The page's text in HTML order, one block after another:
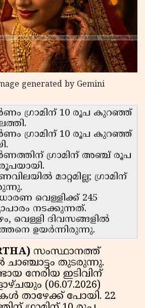
generated by Gemini
ഗ്രാമിന് 10 രൂപ കുറഞ്ഞ്
ഗ്രാമിന് 10 രൂപ കുറഞ്ഞ്
ഗ്രാമിന് അഞ്ച് രൂപ
മാറ്റമില്ല; ഗ്രാമിന്
വെള്ളിക്ക് 245
നടക്കുന്നത്.
വെള്ളി ദിവസങ്ങളിൽ
ഉയർന്നിരുന്നു.
സംസ്ഥാനത്ത്
തുടരുന്നു.
നേരിയ ഇടിവിന്
(06.07.2026)
താഴേക്ക് പോയി. 22